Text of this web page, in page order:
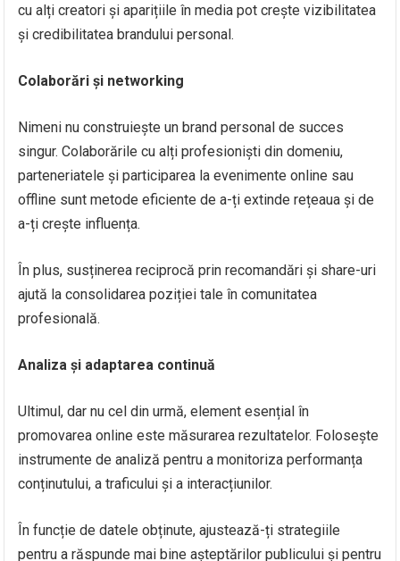
cu alți creatori și aparițiile în media pot crește vizibilitatea
și credibilitatea brandului personal.
Colaborări și networking
Nimeni nu construiește un brand personal de succes
singur. Colaborările cu alți profesioniști din domeniu,
parteneriatele și participarea la evenimente online sau
offline sunt metode eficiente de a-ți extinde rețeaua și de
a-ți crește influența.
În plus, susținerea reciprocă prin recomandări și share-uri
ajută la consolidarea poziției tale în comunitatea
profesională.
Analiza și adaptarea continuă
Ultimul, dar nu cel din urmă, element esențial în
promovarea online este măsurarea rezultatelor. Folosește
instrumente de analiză pentru a monitoriza performanța
conținutului, a traficului și a interacțiunilor.
În funcție de datele obținute, ajustează-ți strategiile
pentru a răspunde mai bine așteptărilor publicului și pentru